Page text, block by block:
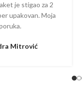
je stigao za 2
upakovan. Moja
Mitrović